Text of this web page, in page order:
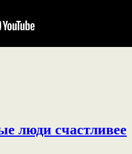
люди счастливее